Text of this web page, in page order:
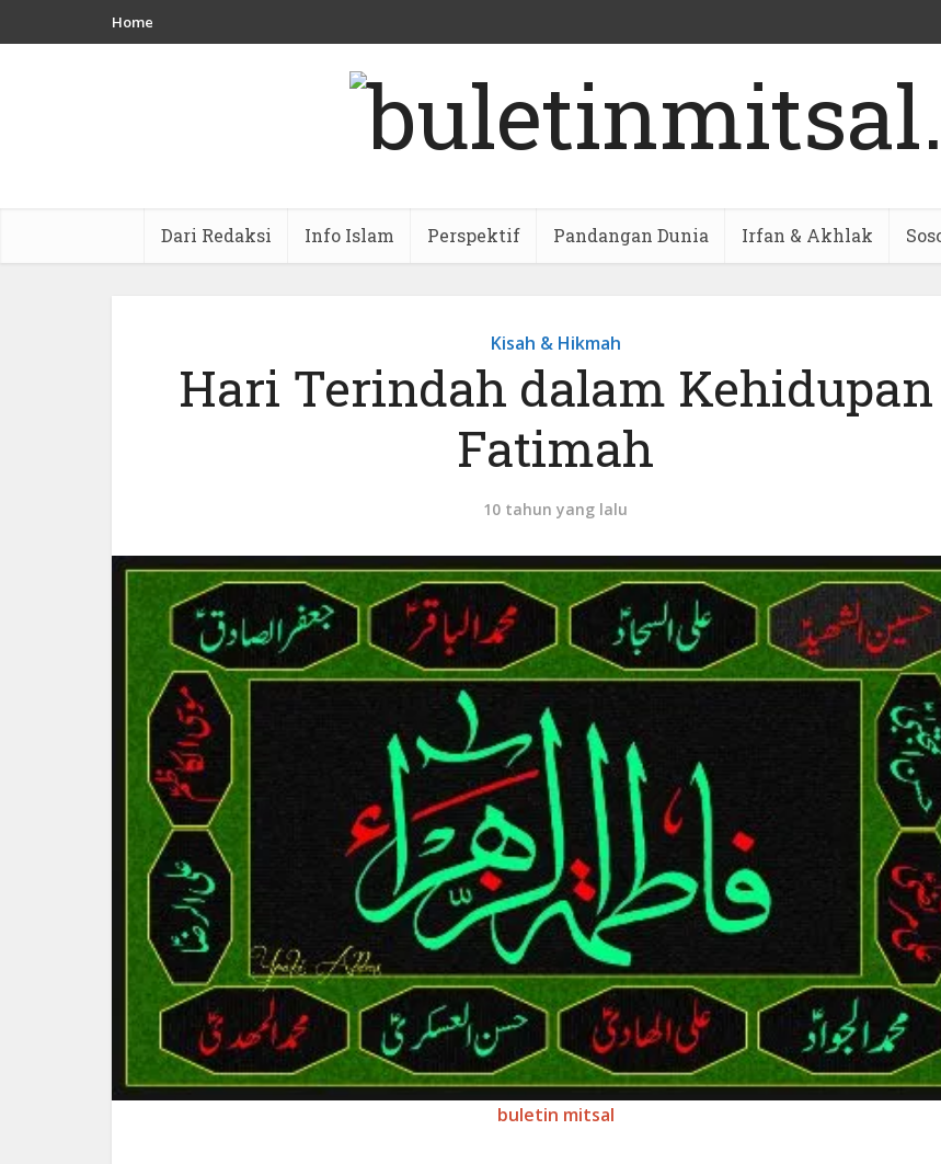
Home
Dari Redaksi Info Islam Perspektif Pandangan Dunia Irfan & Akhlak
Kisah & Hikmah
Hari Terindah dalam Kehidupan
Fatimah
10 tahun yang lalu
buletin mitsal